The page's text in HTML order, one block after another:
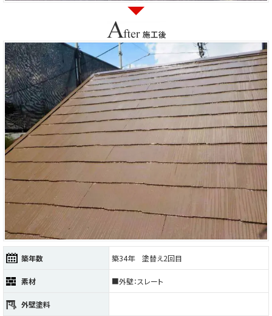
築年数 築34年 塗替え2回目
素材 ■外壁：スレート
外壁塗料